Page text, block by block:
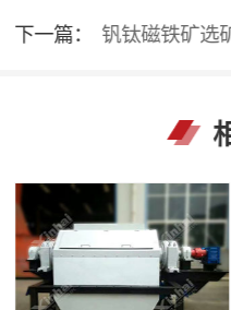
下一篇：
钒钛磁铁矿选